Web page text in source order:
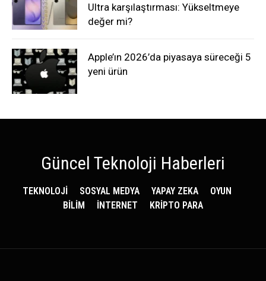
Ultra karşılaştırması: Yükseltmeye
değer mi?
Apple’ın 2026’da piyasaya süreceği 5
yeni ürün
Güncel Teknoloji Haberleri
TEKNOLOJİ SOSYAL MEDYA YAPAY ZEKA
OYUN
BİLİM
İNTERNET KRİPTO PARA